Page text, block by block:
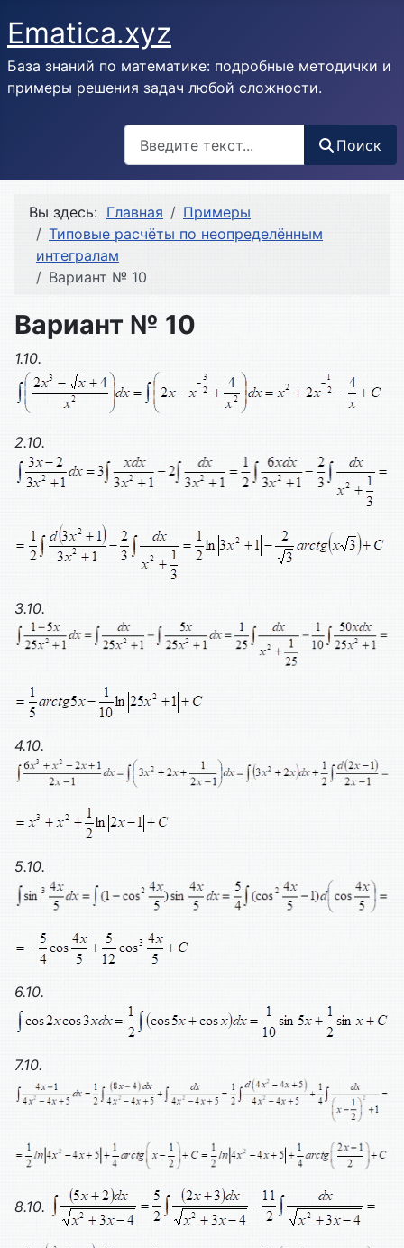
Ematica.xyz
База знаний по математике: подробные методички и
примеры решения задач любой сложности.
Поиск
Вы здесь: Главная
Примеры
Типовые расчёты по неопределённым
интегралам
Вариант № 10
Вариант № 10
1.10.
2.10.
3.10.
4.10.
5.10.
6.10.
7.10.
8.10.